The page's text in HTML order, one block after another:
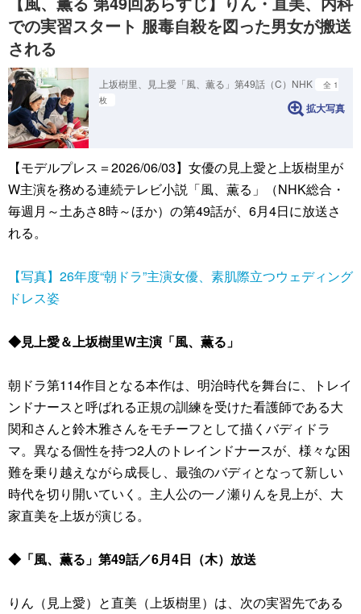
での実習スタート 服毒自殺を図った男女が搬送
される
上坂樹里、見上愛「風、薫る」第49話（C）NHK
全 1
枚
拡大写真
【モデルプレス＝2026/06/03】女優の見上愛と上坂樹里が
W主演を務める連続テレビ小説「風、薫る」（NHK総合・
毎週月～土あさ8時～ほか）の第49話が、6月4日に放送さ
れる。
【写真】26年度“朝ドラ”主演女優、素肌際立つウェディング
ドレス姿
◆見上愛＆上坂樹里W主演「風、薫る」
朝ドラ第114作目となる本作は、明治時代を舞台に、トレイ
ンドナースと呼ばれる正規の訓練を受けた看護師である大
関和さんと鈴木雅さんをモチーフとして描くバディドラ
マ。異なる個性を持つ2人のトレインドナースが、様々な困
難を乗り越えながら成長し、最強のバディとなって新しい
時代を切り開いていく。主人公の一ノ瀬りんを見上が、大
家直美を上坂が演じる。
◆「風、薫る」第49話／6月4日（木）放送
りん（見上愛）と直美（上坂樹里）は、次の実習先である